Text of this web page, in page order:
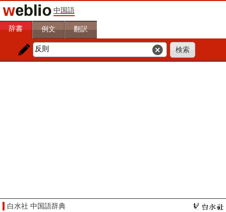
中国語
辞書 例文 翻訳
白水社 中国語辞典